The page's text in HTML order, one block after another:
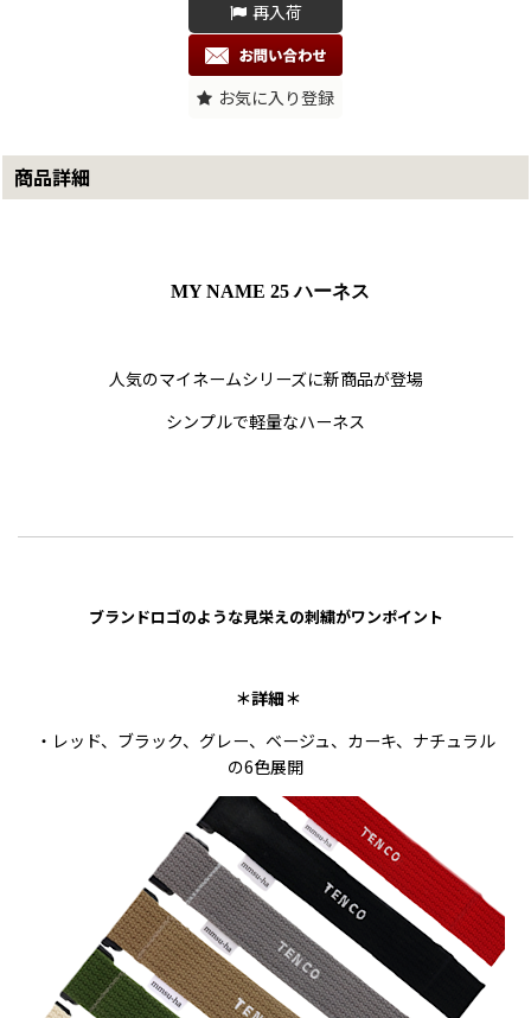
再入荷
お気に入り登録
商品詳細
MY NAME 25 ハーネス
人気のマイネームシリーズに新商品が登場
シンプルで軽量なハーネス
ブランドロゴのような見栄えの刺繍がワンポイント
＊詳細＊
・レッド、ブラック、グレー、ベージュ、カーキ、ナチュラル
の6色展開